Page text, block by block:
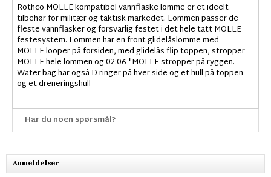
Rothco MOLLE kompatibel vannflaske lomme er et ideelt
tilbehør for militær og taktisk markedet. Lommen passer de
fleste vannflasker og forsvarlig festet i det hele tatt MOLLE
festesystem. Lommen har en front glidelåslomme med
MOLLE looper på forsiden, med glidelås flip toppen, stropper
MOLLE hele lommen og 02:06 "MOLLE stropper på ryggen.
Water bag har også D-ringer på hver side og et hull på toppen
og et dreneringshull
Har du noen spørsmål?
Anmeldelser